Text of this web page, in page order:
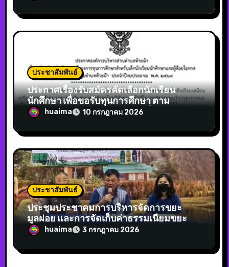
ประชาสัมพันธ์
ประกาศเรื่องรับสมัครคัดเลือกนักเรียน
นักศึกษา เพื่อขอรับทุนการศึกษา ตาม
โครงการทุนการศึกษาสำหรับเด็กนักเรียน
นักศึกษาและผู้ด้อยโอกาสองค์การบริหาร
ส่วนตำบลห้วยม้า ประจำปีงบประมาณ พ.ศ.
huaima 10 กรกฎาคม 2026
ประชาสัมพันธ์
ประชุมประชาคมการบริหารจัดการขยะ
มูลฝอย และการจัดเก็บค่าธรรมเนียมขยะ หมู่
3 ,11,13,14
huaima 3 กรกฎาคม 2026